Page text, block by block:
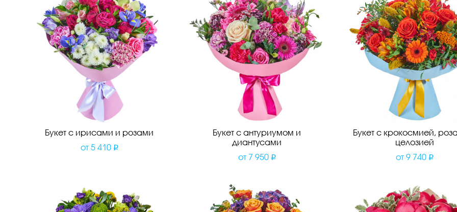
Букет с ирисами и розами
от 5 410
Букет с антуриумом и
диантусами
от 7 950
Букет с крокосмией,
целозией
от 9 740